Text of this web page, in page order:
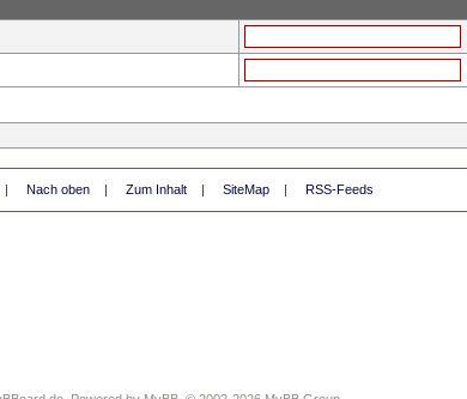
Nach oben | Zum Inhalt | SiteMap | RSS-Feeds